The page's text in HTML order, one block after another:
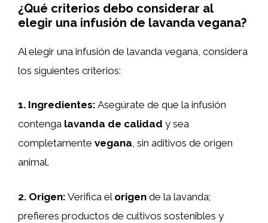
¿Qué criterios debo considerar al
elegir una infusión de lavanda vegana?
Al elegir una infusión de lavanda vegana, considera
los siguientes criterios:
1. Ingredientes: Asegúrate de que la infusión
contenga lavanda de calidad y sea
completamente vegana, sin aditivos de origen
animal.
2. Origen: Verifica el origen de la lavanda;
prefieres productos de cultivos sostenibles y